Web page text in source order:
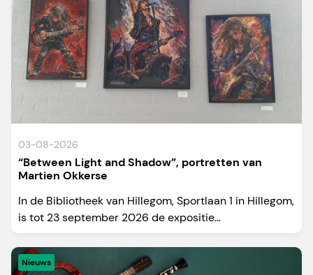
03-08-2026
“Between Light and Shadow”, portretten van
Martien Okkerse
In de Bibliotheek van Hillegom, Sportlaan 1 in Hillegom,
is tot 23 september 2026 de expositie...
Nieuws